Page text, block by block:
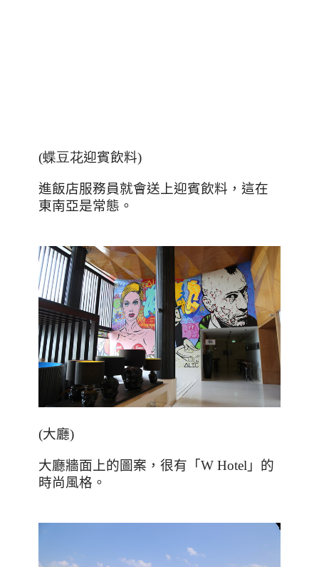
(蝶豆花迎賓飲料)
進飯店服務員就會送上迎賓飲料，這在
東南亞是常態。
(大廳)
大廳牆面上的圖案，很有「 W Hotel 」的
時尚風格。